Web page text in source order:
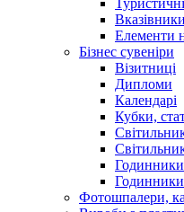
Елементи
Бізнес сувеніри
Візитниці
Дипломи
Календарі
Кубки,
Фотошпалери,